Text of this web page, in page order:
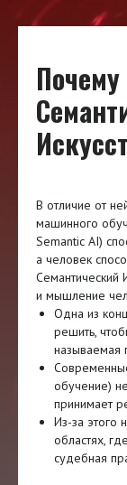
В отличие от
машинного
Semantic AI)
а человек
Семантический
и мышление
Одна из
решить,
называемая
обучение)
принимает
Из-за этого
областях,
судебная